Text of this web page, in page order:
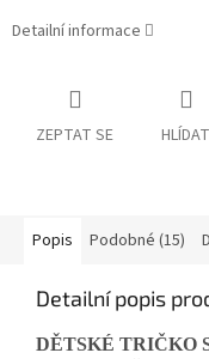
Detailní informace
ZEPTAT SE HLÍDAT
Popis Podobné (15)
Detailní popis
DĚTSKÉ TRIČKO